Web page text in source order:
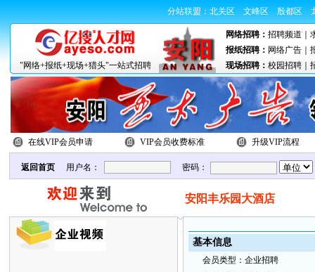
分站联盟： 北关区 文峰区 殷都区
网络招聘： 招聘频道
报纸招聘： 网络广告｜
"网络+报纸+现场+猎头"一站式招聘
现场招聘： 校园招聘｜
在线VIP会员申请 VIP会员收费标准 升级VIP流程
返回首页 用户名： 密码：
安阳丰乐园大酒店
基本信息
会员类型： 企业招聘